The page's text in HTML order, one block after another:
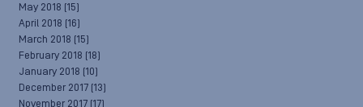
May 2018 (15)
April 2018 (16)
March 2018 (15)
February 2018 (18)
January 2018 (10)
December 2017 (13)
November 2017 (17)